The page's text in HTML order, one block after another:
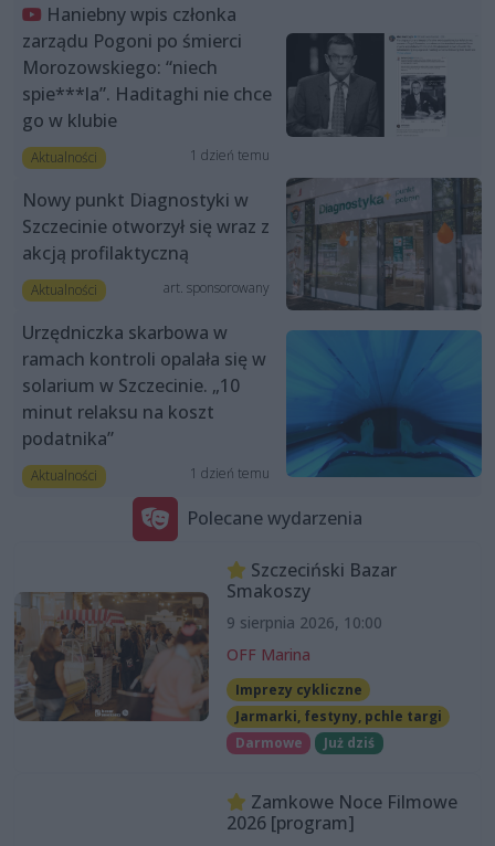
Haniebny wpis członka
zarządu Pogoni po śmierci
Morozowskiego: “niech
spie***la”. Haditaghi nie chce
go w klubie
Aktualności 1 dzień temu
Nowy punkt Diagnostyki w
Szczecinie otworzył się wraz z
akcją profilaktyczną
Aktualności art. sponsorowany
Urzędniczka skarbowa w
ramach kontroli opalała się w
solarium w Szczecinie. „10
minut relaksu na koszt
podatnika”
Aktualności 1 dzień temu
Polecane wydarzenia
Szczeciński Bazar
Smakoszy
9 sierpnia 2026, 10:00
OFF Marina
Imprezy cykliczne
Jarmarki, festyny, pchle targi
Darmowe
Już dziś
Zamkowe Noce Filmowe
2026 [program]